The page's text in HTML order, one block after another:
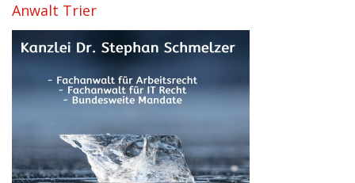
Anwalt Trier